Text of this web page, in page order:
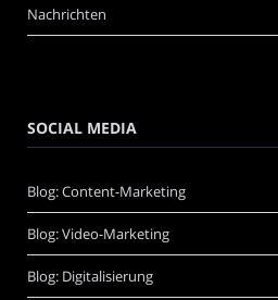
Nachrichten
SOCIAL MEDIA
Blog: Content-Marketing
Blog: Video-Marketing
Blog: Digitalisierung